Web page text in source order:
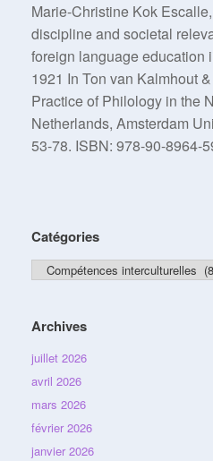
Marie-Christine Kok
discipline and societal
foreign language education
1921 In Ton van Kalmhout
Practice of Philology in the
Netherlands, Amsterdam
53-78. ISBN: 978-90-8964-
Catégories
Catégories
Archives
juillet 2026
avril 2026
mars 2026
février 2026
janvier 2026